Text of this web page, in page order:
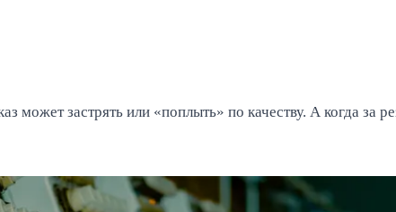
застрять или «поплыть» по качеству. А когда за